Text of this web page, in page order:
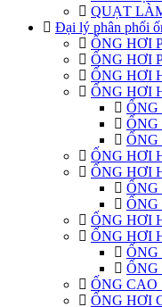
QUẠT
Đại lý phân phối
ỐNG HƠI
ỐNG HƠI
ỐNG HƠI
ỐNG HƠI
ỐNG
ỐNG
ỐNG
ỐNG HƠI
ỐNG HƠI
ỐNG
ỐNG
ỐNG HƠI
ỐNG HƠI
ỐNG
ỐNG
ỐNG
ỐNG HƠI